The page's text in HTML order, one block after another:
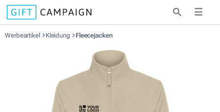
☰
Werbeartikel Kleidung Fleecejacken